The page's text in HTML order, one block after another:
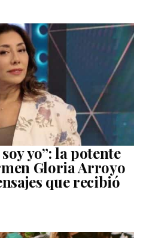
yo”: la potente
Gloria Arroyo
que recibió